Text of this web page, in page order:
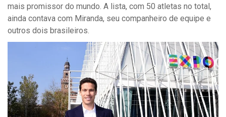
mais promissor do mundo. A lista, com 50 atletas no total,
ainda contava com Miranda, seu companheiro de equipe e
outros dois brasileiros.